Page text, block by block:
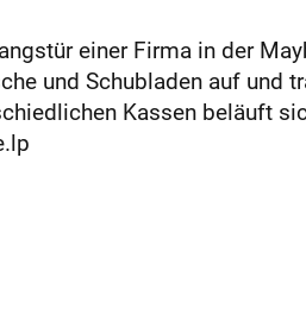
einer Firma in der
und Schubladen auf und
Kassen beläuft